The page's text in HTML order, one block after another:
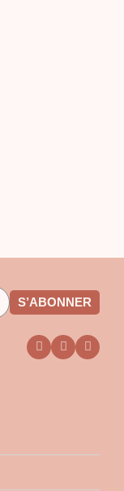
S’ABONNER